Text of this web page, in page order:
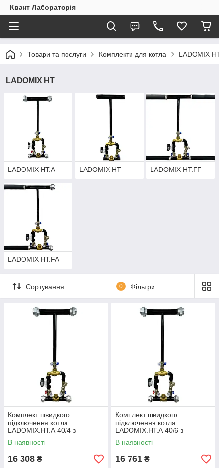
Квант Лабораторія
Товари та послуги Комплекти для котла LADOMIX
LADOMIX HT
LADOMIX HT.A LADOMIX HT LADOMIX HT.FF
LADOMIX HT.FA
Сортування 0 Фільтри
Комплект швидкого
підключення котла
LADOMIX.HT.А 40/4 з
американками,
термозмішувальний вузол
В наявності
16 308 ₴
Комплект швидкого
підключення котла
LADOMIX.HT.А 40/6 з
американками,
термозмішувальний вузол
В наявності
16 761 ₴